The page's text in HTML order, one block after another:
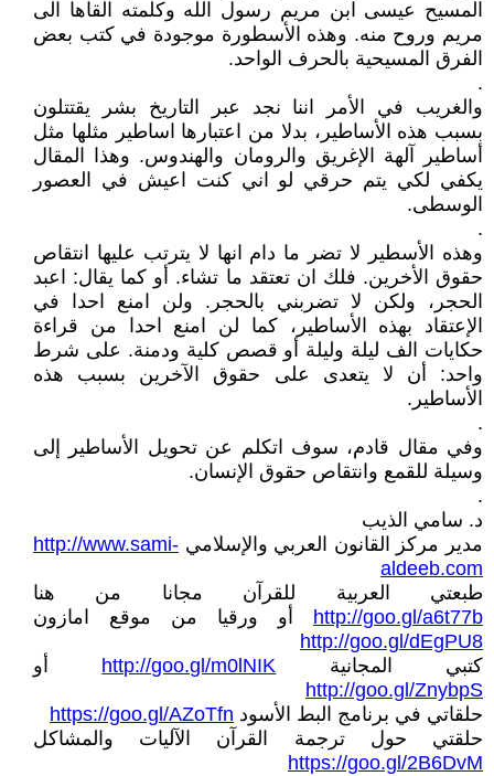
المسيح عيسى ابن مريم رسول الله وكلمته القاها الى
مريم وروح منه. وهذه الأسطورة موجودة في كتب بعض
الفرق المسيحية بالحرف الواحد.
.
والغريب في الأمر اننا نجد عبر التاريخ بشر يقتتلون
بسبب هذه الأساطير، بدلا من اعتبارها اساطير مثلها مثل
أساطير آلهة الإغريق والرومان والهندوس. وهذا المقال
يكفي لكي يتم حرقي لو اني كنت اعيش في العصور
الوسطى.
.
وهذه الأسطير لا تضر ما دام انها لا يترتب عليها انتقاص
حقوق الأخرين. فلك ان تعتقد ما تشاء. أو كما يقال: اعبد
الحجر، ولكن لا تضربني بالحجر. ولن امنع احدا في
الإعتقاد بهذه الأساطير، كما لن امنع احدا من قراءة
حكايات الف ليلة وليلة أو قصص كلية ودمنة. على شرط
واحد: أن لا يتعدى على حقوق الآخرين بسبب هذه
الأساطير.
.
وفي مقال قادم، سوف اتكلم عن تحويل الأساطير إلى
وسيلة للقمع وانتقاص حقوق الإنسان.
.
د. سامي الذيب
مدير مركز القانون العربي والإسلامي http://www.sami-
aldeeb.com
طبعتي العربية للقرآن مجانا من هنا
http://goo.gl/a6t77b أو ورقيا من موقع امازون
http://goo.gl/dEgPU8
كتبي المجانية http://goo.gl/m0lNIK أو
http://goo.gl/ZnybpS
حلقاتي في برنامج البط الأسود https://goo.gl/AZoTfn
حلقتي حول ترجمة القرآن الآليات والمشاكل
https://goo.gl/2B6DvM